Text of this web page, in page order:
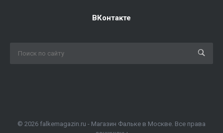
ВКонтакте
© 2026 falkemagazin.ru - Магазин Фальке в Москве. Все права